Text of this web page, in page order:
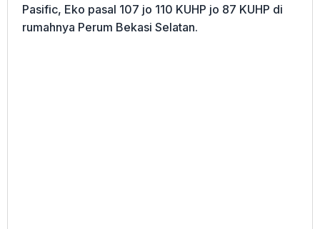
Pasific, Eko pasal 107 jo 110 KUHP jo 87 KUHP di
rumahnya Perum Bekasi Selatan.